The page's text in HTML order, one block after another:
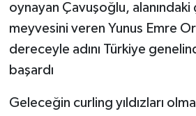
oynayan Çavuşoğlu, alanındaki
meyvesini veren Yunus Emre
dereceyle adını Türkiye
başardı
Geleceğin curling yıldızları